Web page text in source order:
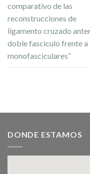
comparativo de las
reconstrucciones de
ligamento cruzado
doble fasciculo frente a
monofasciculares”
DONDE ESTAMOS